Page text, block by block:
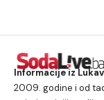
Informacije iz
2009. godine i od